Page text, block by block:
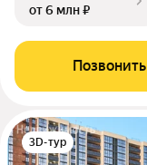
от 6 млн ₽
Позвонить
3D-тур